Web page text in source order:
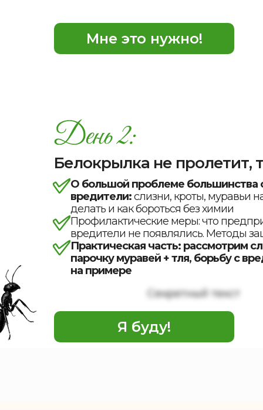
Мне это нужно!
Секретный текст
Белокрылка не пролетит,
О большой проблеме большинства
вредители:слизни, кроты, муравьи
делать и как бороться без химии
Профилактические меры: что
вредители не появлялись. Методы
Практическая часть: рассмотрим
парочку муравей + тля, борьбу с
на примере
Я буду!